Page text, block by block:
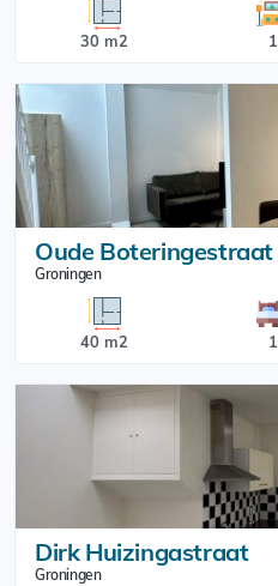
30 m2 1
Oude Boteringestraat
Groningen
40 m2 1
Dirk Huizingastraat
Groningen